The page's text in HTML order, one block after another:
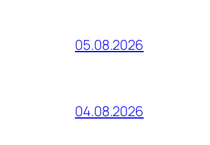
05.08.2026
04.08.2026